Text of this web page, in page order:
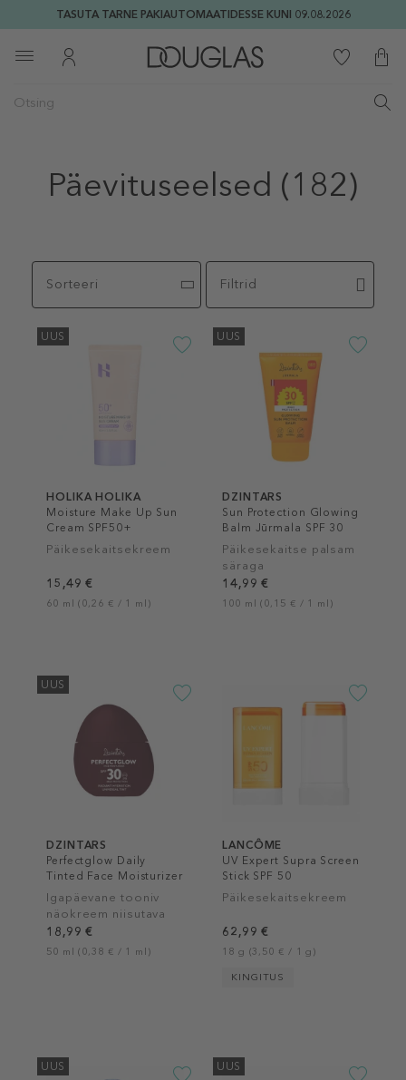
TASUTA TARNE PAKIAUTOMAATIDESSE KUNI 09.08.2026
Päevituseelsed (182)
Sorteeri Filtrid
UUS
HOLIKA HOLIKA
Moisture Make Up Sun
Cream SPF50+
Päikesekaitsekreem
15,49 €
60 ml (0,26 € / 1 ml)
UUS
DZINTARS
Sun Protection Glowing
Balm Jūrmala SPF 30
UVA+UVB
Päikesekaitse palsam
säraga
14,99 €
100 ml (0,15 € / 1 ml)
UUS
DZINTARS
Perfectglow Daily
Tinted Face Moisturizer
SPF 30
Igapäevane tooniv
näokreem niisutava
toimega
18,99 €
50 ml (0,38 € / 1 ml)
LANCÔME
UV Expert Supra Screen
Stick SPF 50
Päikesekaitsekreem
62,99 €
18 g (3,50 € / 1 g)
KINGITUS
UUS UUS